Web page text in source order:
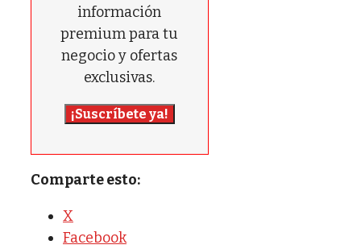
información
premium para tu
negocio y ofertas
exclusivas.
¡Suscríbete ya!
Comparte esto:
X
Facebook